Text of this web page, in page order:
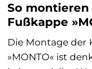
So montieren
Fußkappe
Die Montage der
»MONTO« ist